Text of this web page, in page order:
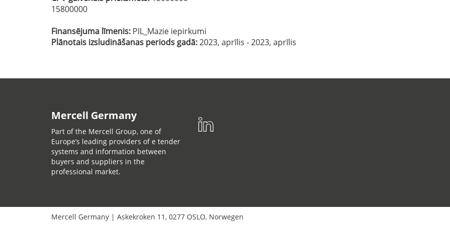
15800000
Finansējuma līmenis: PIL_Mazie iepirkumi
Plānotais izsludināšanas periods gadā:2023, aprīlis - 2023, aprīlis
Mercell Germany
Part of the Mercell Group, one of
Europe’s leading providers of e tender
systems and information between
buyers and suppliers in the
professional market.
Mercell Germany | Askekroken 11, 0277 OSLO, Norwegen